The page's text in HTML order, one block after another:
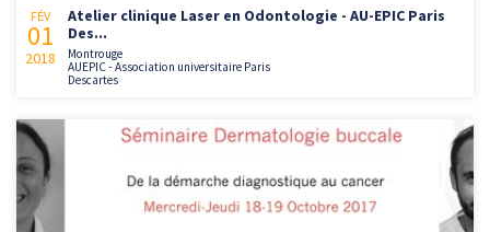
FÉV
01
2018
Atelier clinique Laser en Odontologie - AU-EPIC Paris
Des...
Montrouge
AUEPIC - Association universitaire Paris
Descartes